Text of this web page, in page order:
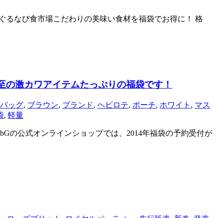
るなび食市場こだわりの美味い食材を福袋でお得に！ 格
激カワアイテムたっぷりの福袋です！
バッグ, ブラウン, ブランド, ヘビロテ, ポーチ, ホワイト , マス
, 軽量
の公式オンラインショップでは、2014年福袋の予約受付が